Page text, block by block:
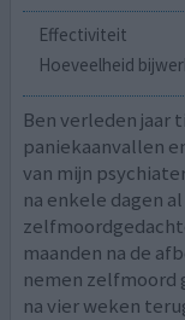
Effectiviteit
Hoeveelheid
Ben verleden jaar
paniekaanvallen
van mijn
na enkele dagen
maanden na de
nemen zelfmoord
na vier weken